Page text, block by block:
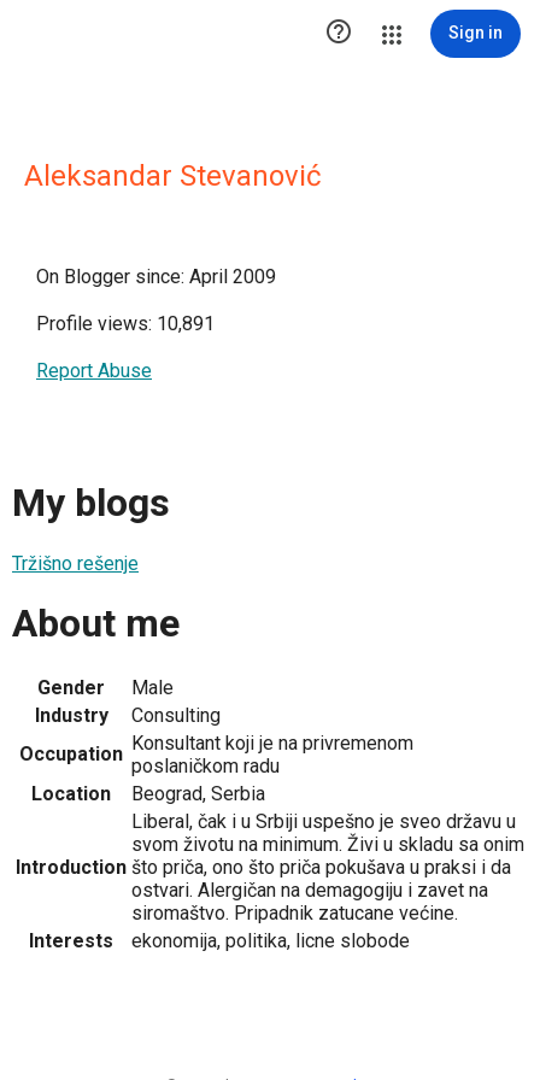
 Sign in
Aleksandar Stevanović
On Blogger since: April 2009
Profile views: 10,891
Report Abuse
My blogs
Tržišno rešenje
About me
Gender
Male
Industry
Consulting
Occupation Konsultant koji je na privremenom
poslaničkom radu
Location
Beograd, Serbia
Introduction
Liberal, čak i u Srbiji uspešno je sveo državu u
svom životu na minimum. Živi u skladu sa onim
što priča, ono što priča pokušava u praksi i da
ostvari. Alergičan na demagogiju i zavet na
siromaštvo. Pripadnik zatucane većine.
Interests
ekonomija, politika, licne slobode